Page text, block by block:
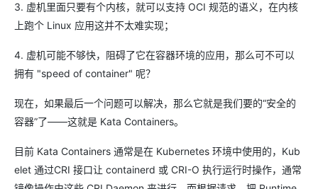
3. 虚机里面只要有个内核，就可以支持 OCI 规范的语义，在内核
上跑个 Linux 应用这并不太难实现；
4. 虚机可能不够快，阻碍了它在容器环境的应用，那么可不可以
拥有 "speed of container" 呢？
现在，如果最后一个问题可以解决，那么它就是我们要的“安全的
容器”了——这就是 Kata Containers。
目前 Kata Containers 通常是在 Kubernetes 环境中使用的，Kub
elet 通过CRI 接口让 containerd 或 CRI-O 执行运行时操作，通常